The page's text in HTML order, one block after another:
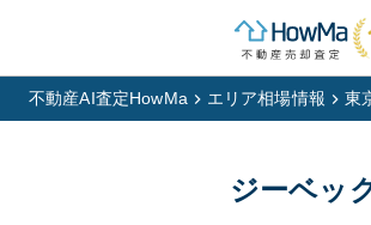
不動産AI査定HowMa エリア相場情報 東
ジーベッ